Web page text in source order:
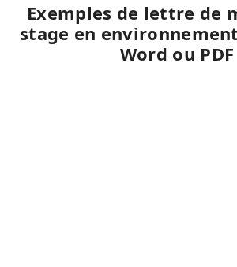
Exemples de lettre de
stage en
Word ou PDF